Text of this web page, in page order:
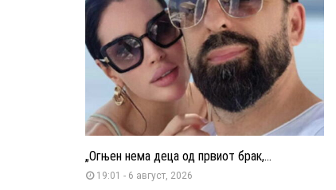
„Огњен нема деца од првиот брак,...
19:01 - 6 август, 2026